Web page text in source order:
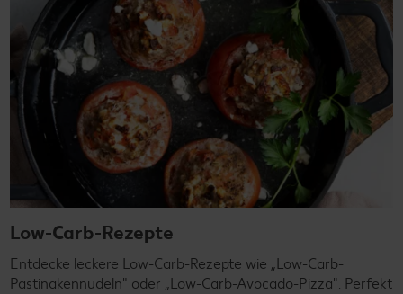
Low-Carb-Rezepte
Entdecke leckere Low-Carb-Rezepte wie „Low-Carb-
Pastinakennudeln" oder „Low-Carb-Avocado-Pizza". Perfekt